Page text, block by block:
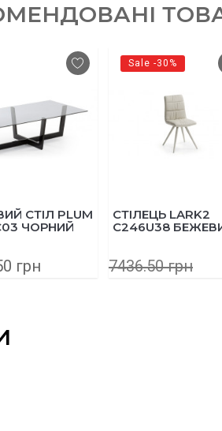
Sale -30%
СТІЛЕЦЬ LARK2
C246U38 БЕЖЕВИЙ
7436.50 грн